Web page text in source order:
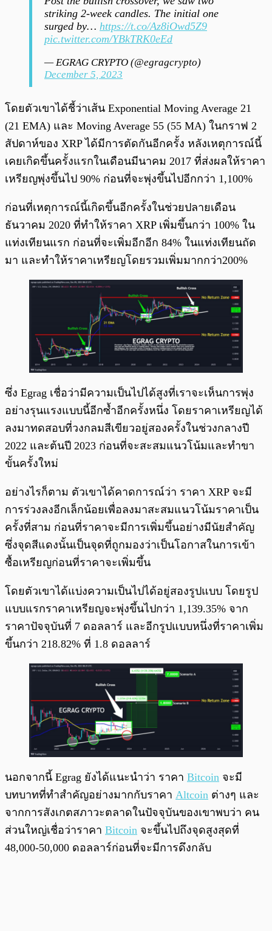
striking 2-week candles. The initial one
surged by… https://t.co/Az8iOwd5Z9
pic.twitter.com/YBkTRK0eEd
— EGRAG CRYPTO (@egragcrypto)
December 5, 2023
โดยตัวเขาได้ชี้ว่าเส้น Exponential Moving Average 21
(21 EMA) และ Moving Average 55 (55 MA) ในกราฟ 2
สัปดาห์ของ XRP ได้มีการตัดกันอีกครั้ง หลังเหตุการณ์นี้
เคยเกิดขึ้นครั้งแรกในเดือนมีนาคม 2017 ที่ส่งผลให้ราคา
เหรียญพุ่งขึ้นไป 90% ก่อนที่จะพุ่งขึ้นไปอีกกว่า 1,100%
ก่อนที่เหตุการณ์นี้เกิดขึ้นอีกครั้งในช่วยปลายเดือน
ธันวาคม 2020 ที่ทำให้ราคา XRP เพิ่มขึ้นกว่า 100% ใน
แท่งเทียนแรก ก่อนที่จะเพิ่มอีกอีก 84% ในแท่งเทียนถัด
มา และทำให้ราคาเหรียญโดยรวมเพิ่มมากกว่า200%
ซึ่ง Egrag เชื่อว่ามีความเป็นไปได้สูงที่เราจะเห็นการพุ่ง
อย่างรุนแรงแบบนี้อีกซ้ำอีกครั้งหนึ่ง โดยราคาเหรียญได้
ลงมาทดสอบที่วงกลมสีเขียวอยู่สองครั้งในช่วงกลางปี
2022 และต้นปี 2023 ก่อนที่จะสะสมแนวโน้มและทำขา
ขั้นครั้งใหม่
อย่างไรก็ตาม ตัวเขาได้คาดการณ์ว่า ราคา XRP จะมี
การร่วงลงอีกเล็กน้อยเพื่อลงมาสะสมแนวโน้มราคาเป็น
ครั้งที่สาม ก่อนที่ราคาจะมีการเพิ่มขึ้นอย่างมีนัยสำคัญ
ซึ่งจุดสีแดงนั้นเป็นจุดที่ถูกมองว่าเป็นโอกาสในการเข้า
ซื้อเหรียญก่อนที่ราคาจะเพิ่มขึ้น
โดยตัวเขาได้แบ่งความเป็นไปได้อยู่สองรูปแบบ โดยรูป
แบบแรกราคาเหรียญจะพุ่งขึ้นไปกว่า 1,139.35% จาก
ราคาปัจจุบันที่ 7 ดอลลาร์ และอีกรูปแบบหนึ่งที่ราคาเพิ่ม
ขึ้นกว่า 218.82% ที่ 1.8 ดอลลาร์
นอกจากนี้ Egrag ยังได้แนะนำว่า ราคา Bitcoin จะมี
บทบาทที่ทำสำคัญอย่างมากกับราคา Altcoin ต่างๆ และ
จากการสังเกตสภาวะตลาดในปัจจุบันของเขาพบว่า คน
ส่วนใหญ่เชื่อว่าราคา Bitcoin จะขึ้นไปถึงจุดสูงสุดที่
48,000-50,000 ดอลลาร์ก่อนที่จะมีการดึงกลับ